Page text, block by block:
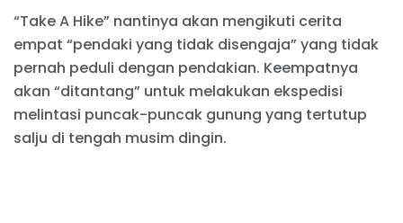
“Take A Hike” nantinya akan mengikuti cerita
empat “pendaki yang tidak disengaja” yang tidak
pernah peduli dengan pendakian. Keempatnya
akan “ditantang” untuk melakukan ekspedisi
melintasi puncak-puncak gunung yang tertutup
salju di tengah musim dingin.